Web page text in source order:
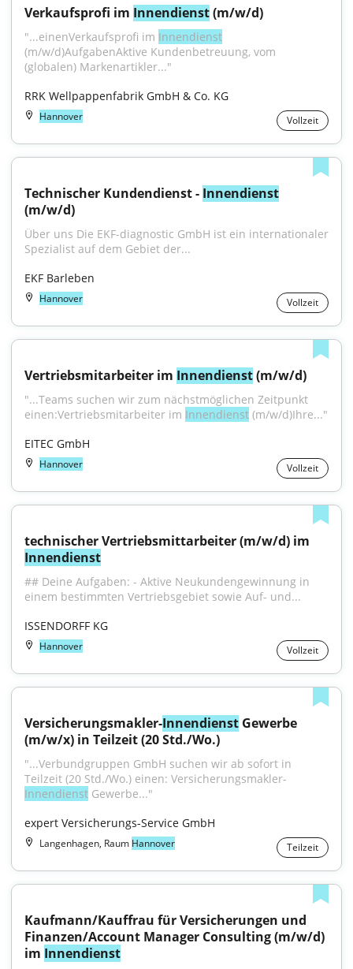
Verkaufsprofi im Innendienst (m/w/d)
"...einenVerkaufsprofi im Innendienst
(m/w/d)AufgabenAktive Kundenbetreuung, vom
(globalen) Markenartikler..."
RRK Wellpappenfabrik GmbH & Co. KG
Hannover Vollzeit
Technischer Kundendienst - Innendienst
(m/w/d)
Über uns Die EKF-diagnostic GmbH ist ein internationaler
Spezialist auf dem Gebiet der...
EKF Barleben
Hannover Vollzeit
Vertriebsmitarbeiter im Innendienst (m/w/d)
"...Teams suchen wir zum nächstmöglichen Zeitpunkt
einen:Vertriebsmitarbeiter im Innendienst (m/w/d)Ihre..."
EITEC GmbH
Hannover Vollzeit
Innendienst
## Deine Aufgaben: - Aktive Neukundengewinnung in
einem bestimmten Vertriebsgebiet sowie Auf- und...
ISSENDORFF KG
Hannover Vollzeit
Versicherungsmakler-Innendienst Gewerbe
(m/w/x) in Teilzeit (20 Std./Wo.)
"...Verbundgruppen GmbH suchen wir ab sofort in
Teilzeit (20 Std./Wo.) einen: Versicherungsmakler-
Innendienst Gewerbe..."
expert Versicherungs-Service GmbH
Langenhagen, Raum Hannover Teilzeit
Kaufmann/Kauffrau für Versicherungen und
Finanzen/Account Manager Consulting (m/w/d)
im Innendienst